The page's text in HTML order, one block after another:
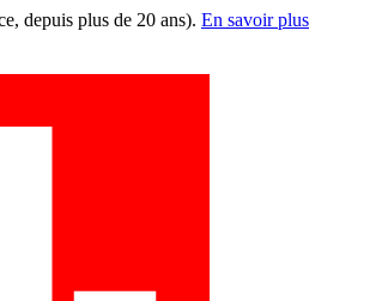
depuis plus de 20 ans). En savoir plus